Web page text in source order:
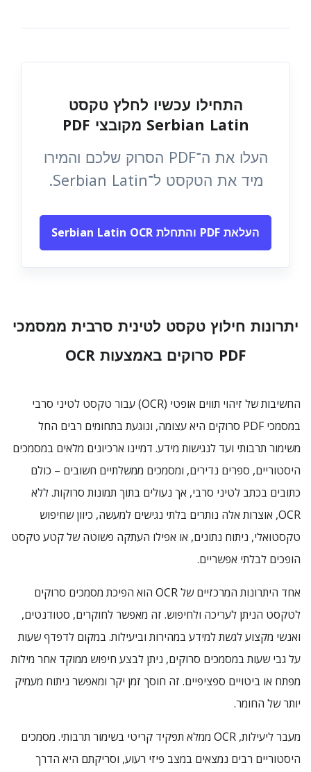
התחילו עכשיו לחלץ טקסט
Serbian Latin מקובצי PDF
העלו את ה־PDF הסרוק שלכם והמירו
מיד את הטקסט ל־Serbian Latin.
העלאת PDF והתחלת Serbian Latin OCR
יתרונות חילוץ טקסט לטינית סרבית ממסמכי
PDF סרוקים באמצעות OCR
החשיבות של זיהוי תווים אופטי (OCR) עבור טקסט לטיני סרבי
במסמכי PDF סרוקים היא עצומה, ונוגעת בתחומים רבים החל
משימור תרבותי ועד לנגישות מידע. דמיינו ארכיונים מלאים במסמכים
היסטוריים, ספרים נדירים, ומסמכים ממשלתיים חשובים – כולם
כתובים בכתב לטיני סרבי, אך נעולים בתוך תמונות סרוקות. ללא
OCR, אוצרות אלה נותרים בלתי נגישים למעשה, כיוון שחיפוש
טקסטואלי, ניתוח נתונים, או אפילו העתקה פשוטה של קטע טקסט
הופכים לבלתי אפשריים.
אחד היתרונות המרכזיים של OCR הוא הפיכת מסמכים סרוקים
לטקסט הניתן לעריכה ולחיפוש. זה מאפשר לחוקרים, סטודנטים,
ואנשי מקצוע לגשת למידע במהירות וביעילות. במקום לדפדף שעות
על גבי שעות במסמכים סרוקים, ניתן לבצע חיפוש ממוקד אחר מילות
מפתח או ביטויים ספציפיים. זה חוסך זמן יקר ומאפשר ניתוח מעמיק
יותר של החומר.
מעבר ליעילות, OCR ממלא תפקיד קריטי בשימור תרבותי. מסמכים
היסטוריים רבים נמצאים במצב פיזי רעוע, וסריקתם היא הדרך